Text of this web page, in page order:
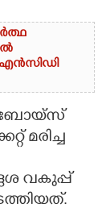
എൻസിഡി
ബോയ്സ്
മരിച്ച
വകുപ്പ്